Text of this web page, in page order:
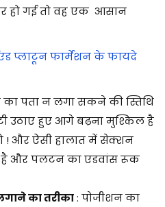
हो गई तो वह एक आसान
प्लाटून फार्मेशन के फायदे
पता न लगा सकने की स्तिथि
हुए आगे बढ़ना मुश्किल है
! और ऐसी हालात में सेक्शन
और पलटन का एडवांस रूक
का तरीका: पोजीशन का